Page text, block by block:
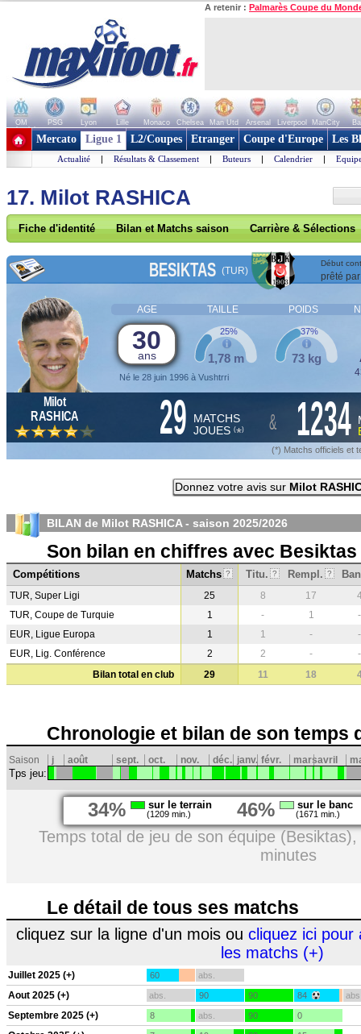
A retenir : Palmarès Coupe du
OM PSG Lyon Lille Monaco Chelsea Man Utd Arsenal Liverpool ManCity
+ de clubs
Mercato Ligue 1 L2/Coupes Etranger Coupe d'Europe Les
Actualité | Résultats & Classement | Buteurs | Calendrier |
17. Milot RASHICA
Fiche d'identité Bilan et Matchs saison Carrière & Sélections
BESIKTAS (TUR)
Début
prêté
AGE TAILLE POIDS
30
ans
Né le 28 juin 1996 à Vushtrri
1,78 m
25%
73 kg
37%
Milot
RASHICA
29 MATCHS
JOUES (*) & 1234
(*) Matchs officiels et
Donnez votre avis sur Milot
BILAN de Milot RASHICA - saison 2025/2026
Son bilan en chiffres avec Besiktas
Compétitions Matchs ? Titu. ? Rempl. ?
TUR, Super Ligi 25 8 17
TUR, Coupe de Turquie
1 - 1
-
EUR, Ligue Europa
1 1 -
-
EUR, Lig. Conférence
2 2 -
-
Bilan total en club
29 11 18
Chronologie et bilan de son temps
Saison j août sept. oct. nov. déc. janv. févr. marsavril
Tps jeu:
34% sur le terrain
(1209 min.) 46% sur le banc
(1671 min.)
Temps total de jeu de son équipe
minutes
Le détail de tous ses matchs
cliquez sur la ligne d'un mois ou cliquez ici pour
les matchs (+)
Juillet 2025 (+) 60 abs.
Aout 2025 (+) abs. 90 90 84
Septembre 2025 (+) 8 abs. 90 0